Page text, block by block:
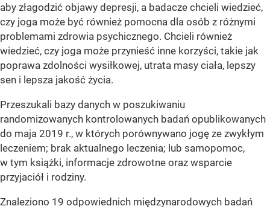
aby złagodzić objawy depresji, a badacze chcieli wiedzieć,
czy joga może być również pomocna dla osób z różnymi
problemami zdrowia psychicznego. Chcieli również
wiedzieć, czy joga może przynieść inne korzyści, takie jak
poprawa zdolności wysiłkowej, utrata masy ciała, lepszy
sen i lepsza jakość życia.
Przeszukali bazy danych w poszukiwaniu
randomizowanych kontrolowanych badań opublikowanych
do maja 2019 r., w których porównywano jogę ze zwykłym
leczeniem; brak aktualnego leczenia; lub samopomoc,
w tym książki, informacje zdrowotne oraz wsparcie
przyjaciół i rodziny.
Znaleziono 19 odpowiednich międzynarodowych badań